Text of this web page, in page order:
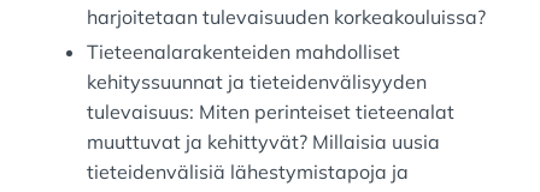
harjoitetaan tulevaisuuden korkeakouluissa?
Tieteenalarakenteiden mahdolliset
kehityssuunnat ja tieteidenvälisyyden
tulevaisuus: Miten perinteiset tieteenalat
muuttuvat ja kehittyvät? Millaisia uusia
tieteidenvälisiä lähestymistapoja ja